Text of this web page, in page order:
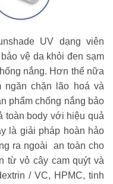
UV dạng viên
vệ da khỏi đen sạm
nắng. Hơn thế nữa
ngăn chặn lão hoá và
phẩm chống nắng bảo
toàn body với hiệu quả
là giải pháp hoàn hảo
ra ngoài an toàn cho
từ vỏ cây cam quýt và
/ VC, HPMC, tinh